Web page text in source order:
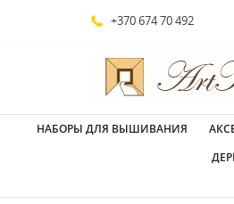
+370 674 70 492
НАБОРЫ ДЛЯ ВЫШИВАНИЯ